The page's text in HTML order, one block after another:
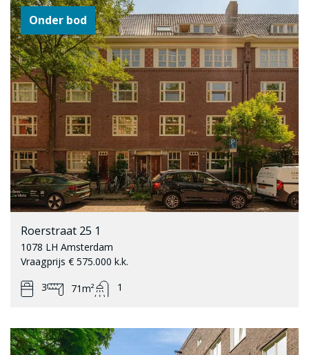
Onder bod
Roerstraat 25 1
1078 LH Amsterdam
Vraagprijs € 575.000 k.k.
3
71m² 1